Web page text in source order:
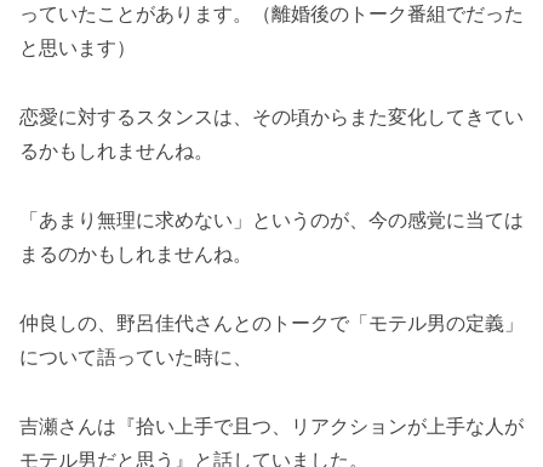
っていたことがあります。（離婚後のトーク番組でだった
と思います）
恋愛に対するスタンスは、その頃からまた変化してきてい
るかもしれませんね。
「あまり無理に求めない」というのが、今の感覚に当ては
まるのかもしれませんね。
仲良しの、野呂佳代さんとのトークで「モテル男の定義」
について語っていた時に、
吉瀬さんは『拾い上手で且つ、リアクションが上手な人が
モテル男だと思う』と話していました。